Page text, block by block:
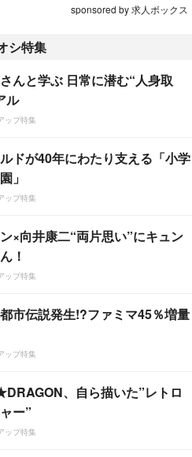
sponsored by 求人ボックス
シ特集
んと学ぶ 日常に潜む“人身取
ル
ップ特集
ドが40年にわたり支える「小学
」
ップ特集
×向井康二“両片思い”にキュン
！
ップ特集
市伝説発生!?ファミマ45％増量
ップ特集
、自ら描いた”レトロ
ー”
ップ特集